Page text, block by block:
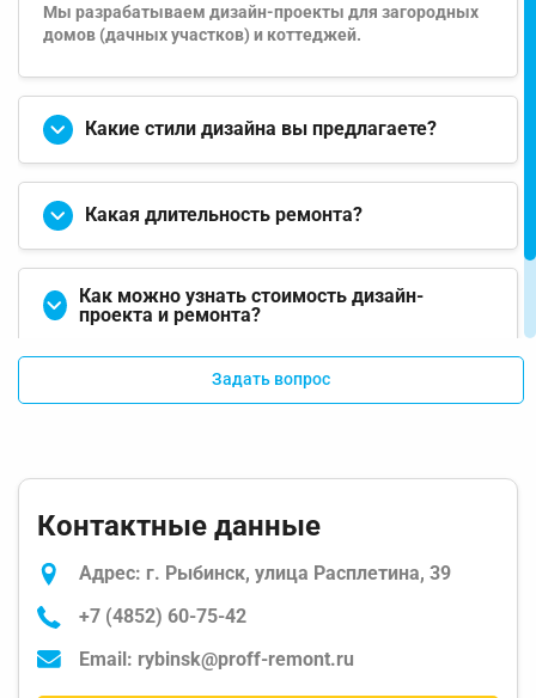
Мы разрабатываем дизайн-проекты для загородных
домов (дачных участков) и коттеджей.
Какие стили дизайна вы предлагаете?
Какая длительность ремонта?
Как можно узнать стоимость дизайн-
проекта и ремонта?
Какие услуги включает в себя ремонт?
Задать вопрос
Контактные данные
Адрес: г. Рыбинск, улица Расплетина, 39
+7 (4852) 60-75-42
Email: rybinsk@proff-remont.ru